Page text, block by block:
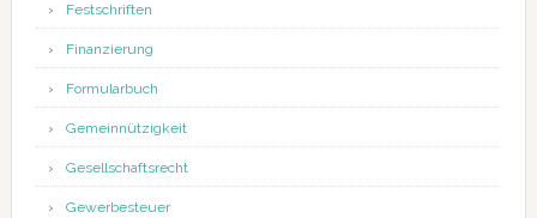
Festschriften
Finanzierung
Formularbuch
Gemeinnützigkeit
Gesellschaftsrecht
Gewerbesteuer